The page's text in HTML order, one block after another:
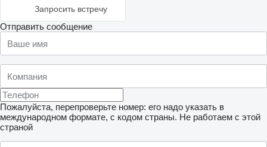
Запросить встречу
Отправить сообщение
Пожалуйста, перепроверьте номер: его надо указать в
международном формате, с кодом страны. Не работаем с этой
страной